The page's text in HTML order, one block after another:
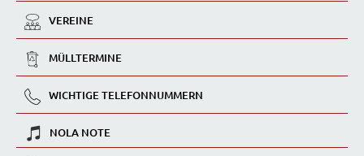
VEREINE
MÜLLTERMINE
WICHTIGE TELEFONNUMMERN
NOLA NOTE